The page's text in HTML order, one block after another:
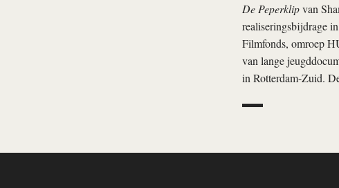
De Peperklipvan
realiseringsbijdrage
Filmfonds, omroep
van lange
in Rotterdam-Zuid.